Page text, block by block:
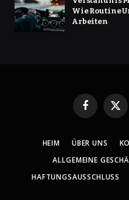
Wie Routine
Arbeiten
Facebook
X
HEIM ÜBER UNS
ALLGEMEINE
HAFTUNGSAUSSCHLUSS